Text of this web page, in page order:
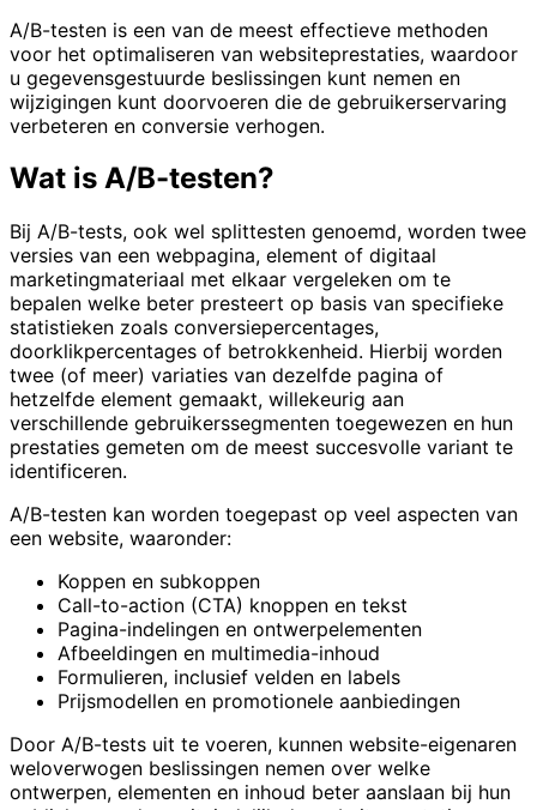
A/B-testen is een van de meest effectieve methoden
voor het optimaliseren van websiteprestaties, waardoor
u gegevensgestuurde beslissingen kunt nemen en
wijzigingen kunt doorvoeren die de gebruikerservaring
verbeteren en conversie verhogen.
Wat is A/B-testen?
Bij A/B-tests, ook wel splittesten genoemd, worden twee
versies van een webpagina, element of digitaal
marketingmateriaal met elkaar vergeleken om te
bepalen welke beter presteert op basis van specifieke
statistieken zoals conversiepercentages,
doorklikpercentages of betrokkenheid. Hierbij worden
twee (of meer) variaties van dezelfde pagina of
hetzelfde element gemaakt, willekeurig aan
verschillende gebruikerssegmenten toegewezen en hun
prestaties gemeten om de meest succesvolle variant te
identificeren.
A/B-testen kan worden toegepast op veel aspecten van
een website, waaronder:
Koppen en subkoppen
Call-to-action (CTA) knoppen en tekst
Pagina-indelingen en ontwerpelementen
Afbeeldingen en multimedia-inhoud
Formulieren, inclusief velden en labels
Prijsmodellen en promotionele aanbiedingen
Door A/B-tests uit te voeren, kunnen website-eigenaren
weloverwogen beslissingen nemen over welke
ontwerpen, elementen en inhoud beter aanslaan bij hun